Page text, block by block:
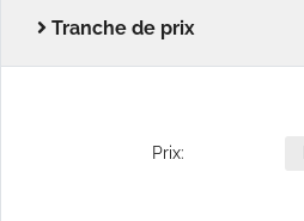
Tranche de prix
Prix: